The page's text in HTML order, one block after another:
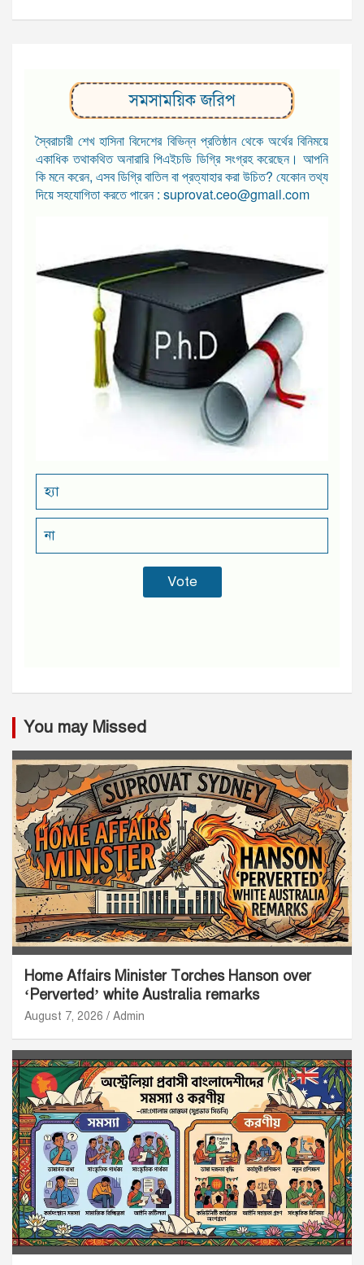
সমসাময়িক জরিপ
স্বৈরাচারী শেখ হাসিনা বিদেশের বিভিন্ন প্রতিষ্ঠান থেকে অর্থের বিনিময়ে
একাধিক তথাকথিত অনারারি পিএইচডি ডিগ্রি সংগ্রহ করেছেন। আপনি
কি মনে করেন, এসব ডিগ্রি বাতিল বা প্রত্যাহার করা উচিত? যেকোন তথ্য
দিয়ে সহযোগিতা করতে পারেন : suprovat.ceo@gmail.com
হ্যা
না
You may Missed
Home Affairs Minister Torches Hanson over
‘Perverted’ white Australia remarks
August 7, 2026 Admin